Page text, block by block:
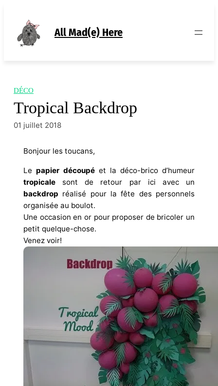
contenu
All Mad(e) Here
DÉCO
Tropical Backdrop
01 juillet 2018
Bonjour les toucans,
Le papier découpé et la déco-brico d’humeur
tropicale sont de retour par ici avec un
backdrop réalisé pour la fête des personnels
organisée au boulot.
Une occasion en or pour proposer de bricoler un
petit quelque-chose.
Venez voir!